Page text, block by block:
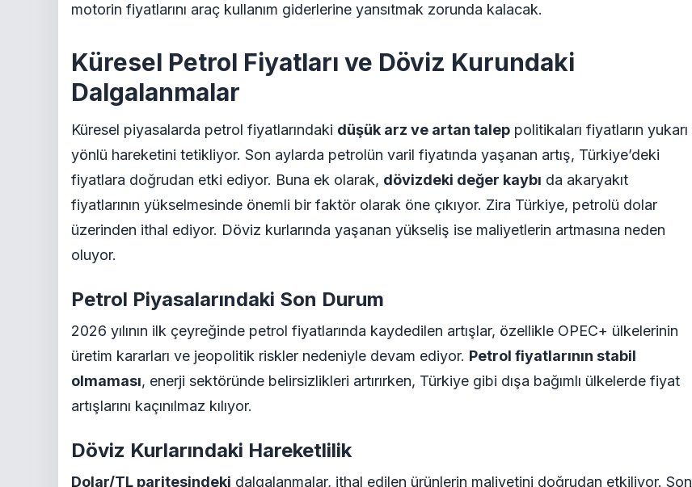
motorin fiyatlarını araç kullanım giderlerine yansıtmak zorunda kalacak.
Küresel Petrol Fiyatları ve Döviz Kurundaki
Dalgalanmalar
Küresel piyasalarda petrol fiyatlarındaki düşük arz ve artan talep politikaları fiyatların yukarı
yönlü hareketini tetikliyor. Son aylarda petrolün varil fiyatında yaşanan artış, Türkiye’deki
fiyatlara doğrudan etki ediyor. Buna ek olarak, dövizdeki değer kaybı da akaryakıt
fiyatlarının yükselmesinde önemli bir faktör olarak öne çıkıyor. Zira Türkiye, petrolü dolar
üzerinden ithal ediyor. Döviz kurlarında yaşanan yükseliş ise maliyetlerin artmasına neden
oluyor.
Petrol Piyasalarındaki Son Durum
2026 yılının ilk çeyreğinde petrol fiyatlarında kaydedilen artışlar, özellikle OPEC+ ülkelerinin
üretim kararları ve jeopolitik riskler nedeniyle devam ediyor. Petrol fiyatlarının stabil
olmaması, enerji sektöründe belirsizlikleri artırırken, Türkiye gibi dışa bağımlı ülkelerde fiyat
artışlarını kaçınılmaz kılıyor.
Döviz Kurlarındaki Hareketlilik
Dolar/TL paritesindeki dalgalanmalar, ithal edilen ürünlerin maliyetini doğrudan etkiliyor. Son